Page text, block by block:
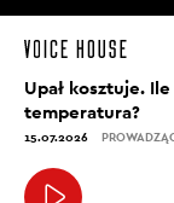
Upał kosztuje.
temperatura?
15.07.2026